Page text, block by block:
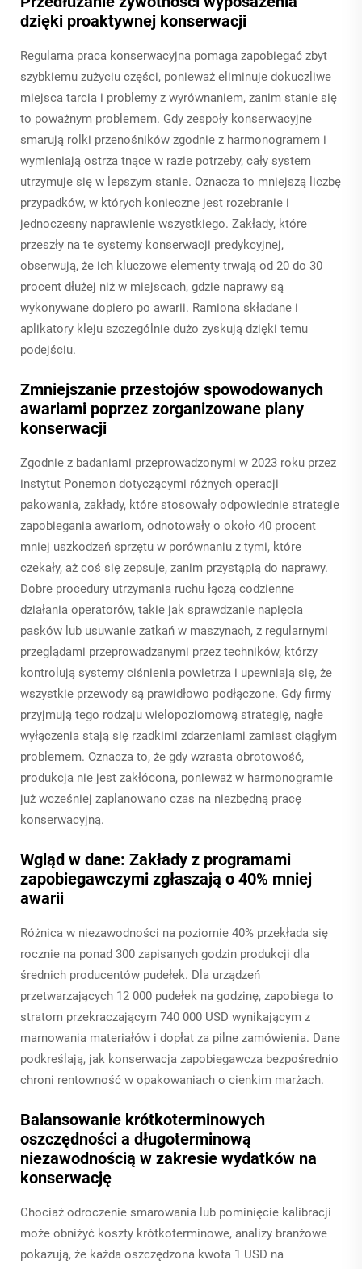
dzięki proaktywnej konserwacji
Regularna praca konserwacyjna pomaga zapobiegać zbyt
szybkiemu zużyciu części, ponieważ eliminuje dokuczliwe
miejsca tarcia i problemy z wyrównaniem, zanim stanie się
to poważnym problemem. Gdy zespoły konserwacyjne
smarują rolki przenośników zgodnie z harmonogramem i
wymieniają ostrza tnące w razie potrzeby, cały system
utrzymuje się w lepszym stanie. Oznacza to mniejszą liczbę
przypadków, w których konieczne jest rozebranie i
jednoczesny naprawienie wszystkiego. Zakłady, które
przeszły na te systemy konserwacji predykcyjnej,
obserwują, że ich kluczowe elementy trwają od 20 do 30
procent dłużej niż w miejscach, gdzie naprawy są
wykonywane dopiero po awarii. Ramiona składane i
aplikatory kleju szczególnie dużo zyskują dzięki temu
podejściu.
Zmniejszanie przestojów spowodowanych
awariami poprzez zorganizowane plany
konserwacji
Zgodnie z badaniami przeprowadzonymi w 2023 roku przez
instytut Ponemon dotyczącymi różnych operacji
pakowania, zakłady, które stosowały odpowiednie strategie
zapobiegania awariom, odnotowały o około 40 procent
mniej uszkodzeń sprzętu w porównaniu z tymi, które
czekały, aż coś się zepsuje, zanim przystąpią do naprawy.
Dobre procedury utrzymania ruchu łączą codzienne
działania operatorów, takie jak sprawdzanie napięcia
pasków lub usuwanie zatkań w maszynach, z regularnymi
przeglądami przeprowadzanymi przez techników, którzy
kontrolują systemy ciśnienia powietrza i upewniają się, że
wszystkie przewody są prawidłowo podłączone. Gdy firmy
przyjmują tego rodzaju wielopoziomową strategię, nagłe
wyłączenia stają się rzadkimi zdarzeniami zamiast ciągłym
problemem. Oznacza to, że gdy wzrasta obrotowość,
produkcja nie jest zakłócona, ponieważ w harmonogramie
już wcześniej zaplanowano czas na niezbędną pracę
konserwacyjną.
Wgląd w dane: Zakłady z programami
zapobiegawczymi zgłaszają o 40% mniej
awarii
Różnica w niezawodności na poziomie 40% przekłada się
rocznie na ponad 300 zapisanych godzin produkcji dla
średnich producentów pudełek. Dla urządzeń
przetwarzających 12 000 pudełek na godzinę, zapobiega to
stratom przekraczającym 740 000 USD wynikającym z
marnowania materiałów i dopłat za pilne zamówienia. Dane
podkreślają, jak konserwacja zapobiegawcza bezpośrednio
chroni rentowność w opakowaniach o cienkim marżach.
Balansowanie krótkoterminowych
oszczędności a długoterminową
niezawodnością w zakresie wydatków na
konserwację
Chociaż odroczenie smarowania lub pominięcie kalibracji
może obniżyć koszty krótkoterminowe, analizy branżowe
pokazują, że każda oszczędzona kwota 1 USD na